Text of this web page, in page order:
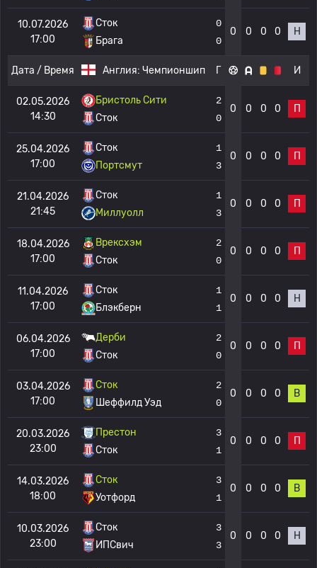
10.07.2026
17:00
Сток
Брага
0
0
0 0 0 0 Н
Дата / Время Англия: Чемпионшип Г И
02.05.2026
14:30
Бристоль Сити
Сток
2
0
0 0 0 0 П
25.04.2026
17:00
Сток
Портсмут
1
3
0 0 0 0 П
21.04.2026
21:45
Сток
Миллуолл
1
3
0 0 0 0 П
18.04.2026
17:00
Врексхэм
Сток
2
0
0 0 0 0 П
11.04.2026
17:00
Сток
Блэкберн
1
1
0 0 0 0 Н
06.04.2026
17:00
Дерби
Сток
2
0
0 0 0 0 П
03.04.2026
17:00
Сток
Шеффилд Уэд
2
0
0 0 0 0 В
20.03.2026
23:00
Престон
Сток
3
1
0 0 0 0 П
14.03.2026
18:00
Сток
Уотфорд
3
1
0 0 0 0 В
10.03.2026
23:00
Сток
ИПСвич
3
3
0 0 0 0 Н